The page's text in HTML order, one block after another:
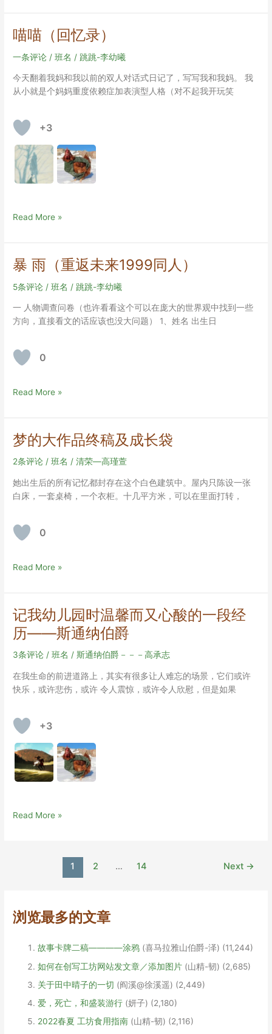
录
喵喵（回忆录）
一条评论 /班名 / 跳跳-李幼曦
今天翻着我妈和我以前的双人对话式日记了，写写我和我妈。 我
从小就是个妈妈重度依赖症加表演型人格（对不起我开玩笑
+3
喵
（回
忆
录）
Read More »
暴 雨（重返未来1999同人）
5条评论 /班名 / 跳跳-李幼曦
一 人物调查问卷（也许看看这个可以在庞大的世界观中找到一些
方向，直接看文的话应该也没大问题） 1、姓名 出生日
0
暴
（重
返
未
来
同
人）
Read More »
梦的大作品终稿及成长袋
2条评论 /班名 /清荣—高瑾萱
她出生后的所有记忆都封存在这个白色建筑中。屋内只陈设一张
白床，一套桌椅，一个衣柜。十几平方米，可以在里面打转，
0
梦
大
作
品
终
及
成
长
Read More »
记我幼儿园时温馨而又心酸的一段经
历——斯通纳伯爵
3条评论 /班名 /斯通纳伯爵－－－高承志
在我生命的前进道路上，其实有很多让人难忘的场景，它们或许
快乐，或许悲伤，或许 令人震惊，或许令人欣慰，但是如果
+3
记
馨
而
Read More »
1 2 … 14 Next →
浏览最多的文章
故事卡牌二稿————涂鸦 (喜马拉雅山伯爵-泽) (11,244)
如何在创写工坊网站发文章／添加图片 (山精-韧) (2,685)
关于田中晴子的一切 (阎溪@徐溪遥) (2,449)
爱，死亡，和盛装游行 (妍子) (2,180)
2022春夏 工坊食用指南 (山精-韧) (2,116)